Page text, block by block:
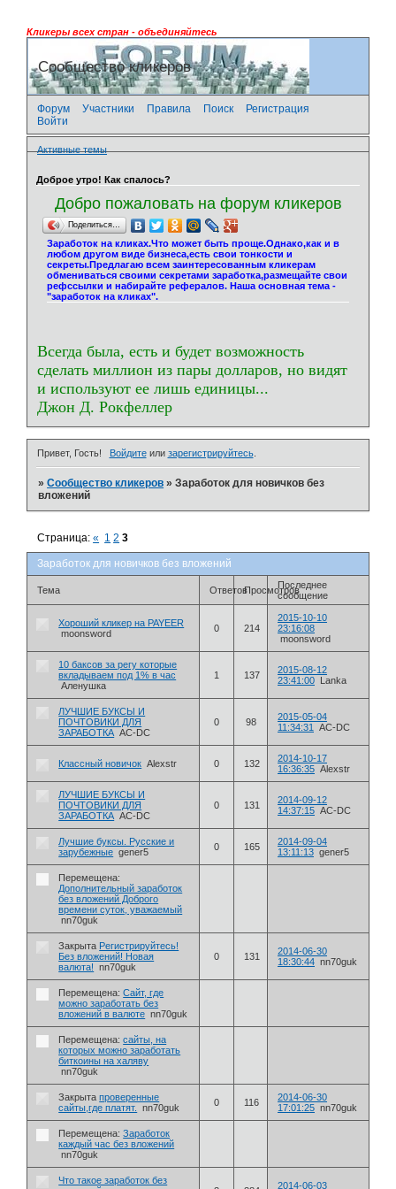
Кликеры всех стран - объединяйтесь
Сообщество кликеров
Форум Участники Правила Поиск
Регистрация
Войти
Активные темы
Доброе утро! Как спалось?
Добро пожаловать на форум кликеров
Поделиться…
Заработок на кликах.Что может быть проще.Однако,как и в
любом другом виде бизнеса,есть свои тонкости и
секреты.Предлагаю всем заинтересованным кликерам
обмениваться своими секретами заработка,размещайте свои
рефссылки и набирайте рефералов. Наша основная тема -
"заработок на кликах".
Всегда была, есть и будет возможность
сделать миллион из пары долларов, но видят
и используют ее лишь единицы...
Джон Д. Рокфеллер
Привет, Гость! Войдитеили зарегистрируйтесь.
»Сообщество кликеров »Заработок для новичков без
вложений
Заработок для новичков без вложений
Страница:« 1 2 3
Тема ОтветовПросмотровПоследнее
сообщение
Хороший кликер на PAYEER
moonsword
0 214
2015-10-10
23:16:08
moonsword
10 баксов за регу которые
вкладываем под 1% в час
Аленушка
1 137
2015-08-12
23:41:00 Lanka
ЛУЧШИЕ БУКСЫ И
ПОЧТОВИКИ ДЛЯ
ЗАРАБОТКА AC-DC
0 98
2015-05-04
11:34:31
AC-DC
Классный новичок Alexstr 0 132
2014-10-17
16:36:35 Alexstr
ЛУЧШИЕ БУКСЫ И
ПОЧТОВИКИ ДЛЯ
ЗАРАБОТКА AC-DC
0 131
2014-09-12
14:37:15 AC-DC
Лучшие буксы. Русские и
зарубежные gener5 0 165
2014-09-04
13:11:13 gener5
Перемещена:
Дополнительный заработок
без вложений Доброго
времени суток, уважаемый
nn70guk
Закрыта Регистрируйтесь!
Без вложений! Новая
валюта!
nn70guk
0 131
2014-06-30
18:30:44 nn70guk
Перемещена: Cайт, где
можно заработать без
вложений в валюте nn70guk
Перемещена: сайты, на
которых можно заработать
биткоины на халяву
nn70guk
Закрытапроверенные
сайты,где платят.
nn70guk 0 116
2014-06-30
17:01:25 nn70guk
Перемещена: Заработок
каждый час без вложений
nn70guk
Что такое заработок без
2014-06-03